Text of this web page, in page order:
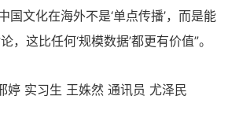
国文化在海外不是‘单点传播’，而是能
，这比任何‘规模数据’都更有价值”。
婷 实习生 王姝然 通讯员 尤泽民